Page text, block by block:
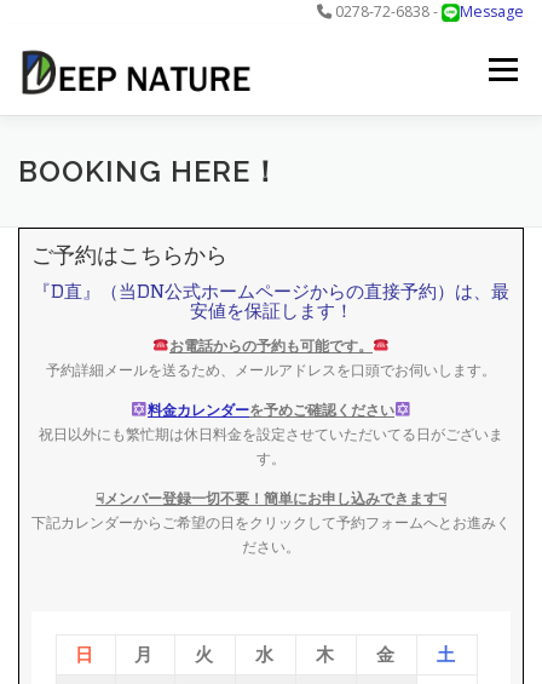
0278-72-6838 -
Message
メニュー
アクティビティ 料金
お問合せ 予約する＞
BOOKING HERE！
ご予約はこちらから
『D直』（当DN公式ホームページからの直接予約）は、最
安値を保証します！
お電話からの予約も可能です。
予約詳細メールを送るため、メールアドレスを口頭でお伺いします。
料金カレンダーを予めご確認ください
祝日以外にも繁忙期は休日料金を設定させていただいてる日がございま
す。
☟メンバー登録一切不要！簡単にお申し込みできます☟
下記カレンダーからご希望の日をクリックして予約フォームへとお進みく
ださい。
日 月 火 水 木 金 土